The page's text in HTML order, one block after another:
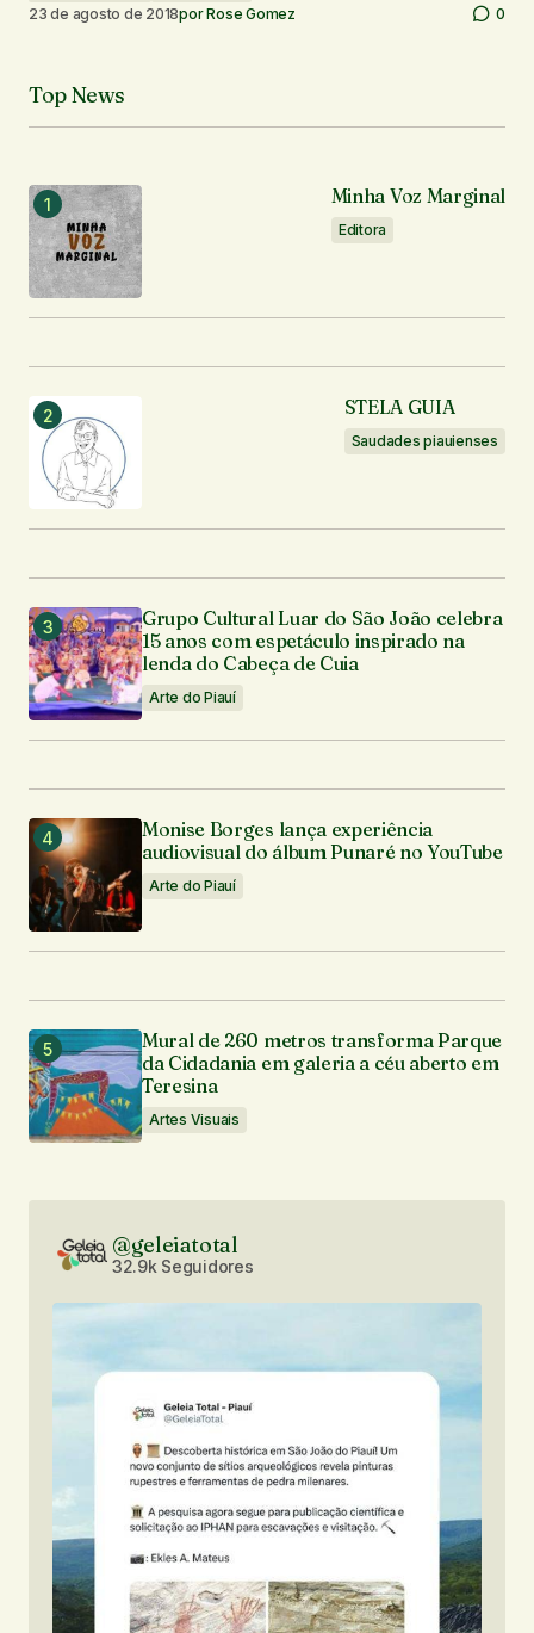
23 de agosto de 2018porRose Gomez 0
Top News
Minha Voz Marginal
Editora
STELA GUIA
Saudades piauienses
Grupo Cultural Luar do São João celebra
15 anos com espetáculo inspirado na
lenda do Cabeça de Cuia
Arte do Piauí
Monise Borges lança experiência
audiovisual do álbum Punaré no YouTube
Arte do Piauí
Mural de 260 metros transforma Parque
da Cidadania em galeria a céu aberto em
Teresina
Artes Visuais
@geleiatotal
32.9k Seguidores